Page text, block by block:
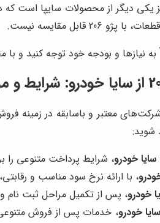
قابل مقایسه نیست.
به نیازها و بودجه خود توجه کنید و
سایا خودرو: شرایط و
معتبر و باسابقه در زمینه فروش اقساطی خودرو،
شوید:
سایا خودرو، شرایط پرداخت متنوعی را برای خرید اقساطی پژو 206 ارائه می‌دهد تا
، با ارائه نرخ سود مناسب و
خودرو، پس از تکمیل مراحل ثبت
سایا خودرو، خدمات پس از فروش متنوعی